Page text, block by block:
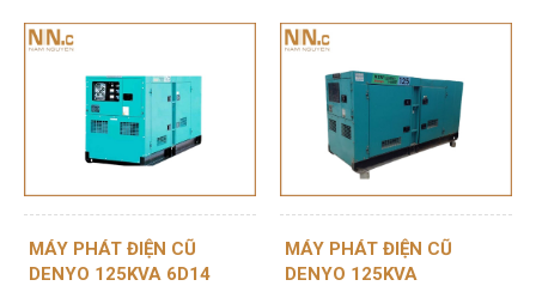
MÁY PHÁT ĐIỆN CŨ
DENYO 125KVA 6D14
MÁY PHÁT ĐIỆN CŨ
DENYO 125KVA